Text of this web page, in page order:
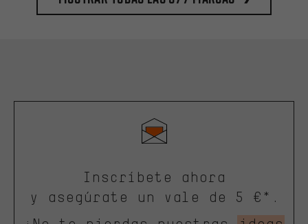
Inscríbete ahora
y asegúrate un vale de 5 €*.